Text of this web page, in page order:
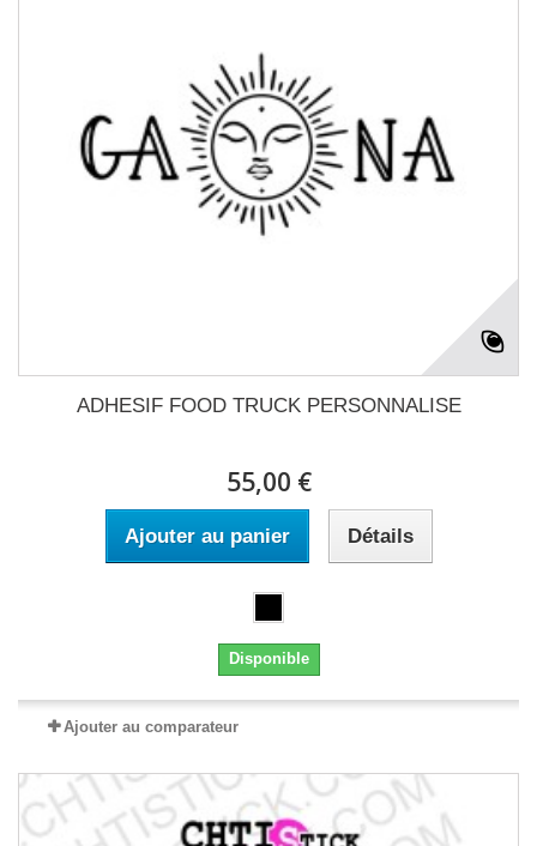
ADHESIF FOOD TRUCK PERSONNALISE
55,00 €
Ajouter au panier Détails
Disponible
Ajouter au comparateur